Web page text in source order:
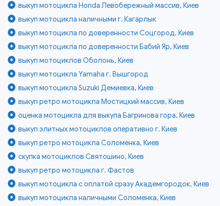
выкуп мотоцикла Honda Левобережный массив, Киев
выкуп мотоцикла наличными г. Кагарлык
выкуп мотоцикла по доверенности Соцгород, Киев
выкуп мотоцикла по доверенности Бабий Яр, Киев
выкуп мотоциклов Оболонь, Киев
выкуп мотоцикла Yamaha г. Вышгород
выкуп мотоцикла Suzuki Демиевка, Киев
выкуп ретро мотоцикла Мостицкий массив, Киев
оценка мотоцикла для выкупа Багринова гора, Киев
выкуп элитных мотоциклов оперативно г. Киев
выкуп ретро мотоцикла Соломенка, Киев
скупка мотоциклов Святошино, Киев
выкуп ретро мотоцикла г. Фастов
выкуп мотоцикла с оплатой сразу Академгородок, Киев
выкуп мотоцикла наличными Соломенка, Киев